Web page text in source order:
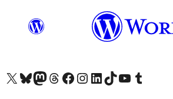
Visit our X (formerly Twitter) account
Visit our Bluesky account
Επισκεφθείτε τον λογαριασμό μας στο Mastodon
Visit our Threads account
Επισκεφτείτε τη σελίδα μας στο Facebook
Επισκεφθείτε τον λογαριασμό μας Instagram
Επισκεφθείτε τον λογαριασμό μας LinkedIn
Visit our TikTok account
Visit our YouTube channel
Visit our Tumblr account